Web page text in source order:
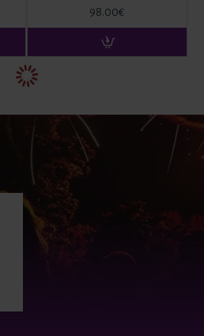
98.00€
ΕΙΔΑΝ ΟΙ ΠΕΡΙΣΣΟΤΕΡΟΙ